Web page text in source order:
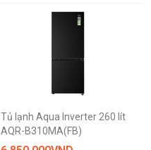
Tủ lạnh Aqua Inverter 260 lít
AQR-B310MA(FB)